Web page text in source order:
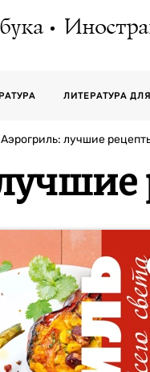
ЛИТЕРАТУРА
Аэрогриль: лучшие